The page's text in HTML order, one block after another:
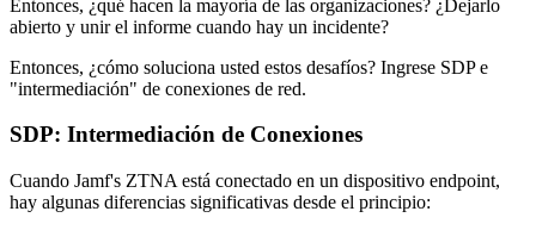
Entonces, ¿qué hacen la mayoría de las organizaciones? ¿Dejarlo
abierto y unir el informe cuando hay un incidente?
Entonces, ¿cómo soluciona usted estos desafíos? Ingrese SDP e
"intermediación" de conexiones de red.
SDP: Intermediación de Conexiones
Cuando Jamf's ZTNA está conectado en un dispositivo endpoint,
hay algunas diferencias significativas desde el principio: